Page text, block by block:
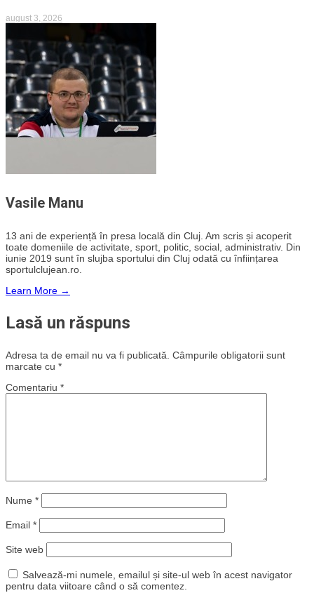
august 3, 2026
Vasile Manu
13 ani de experiență în presa locală din Cluj. Am scris și acoperit
toate domeniile de activitate, sport, politic, social, administrativ. Din
iunie 2019 sunt în slujba sportului din Cluj odată cu înființarea
sportulclujean.ro.
Learn More →
Lasă un răspuns
Adresa ta de email nu va fi publicată. Câmpurile obligatorii sunt
marcate cu *
Comentariu *
Nume *
Email *
Site web
Salvează-mi numele, emailul și site-ul web în acest navigator
pentru data viitoare când o să comentez.